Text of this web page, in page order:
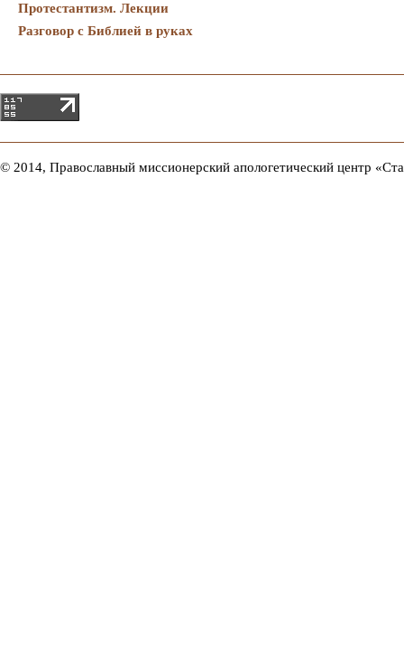
Протестантизм. Лекции
Разговор с Библией в руках
© 2014, Православный миссионерский апологетический центр